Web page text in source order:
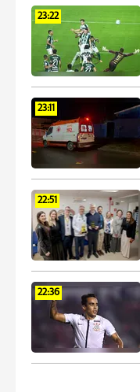
23:22
23:11
22:51
22:36